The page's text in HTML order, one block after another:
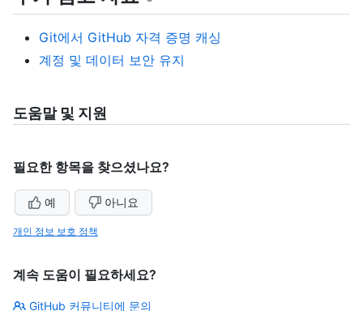
Git에서 GitHub 자격 증명 캐싱
계정 및 데이터 보안 유지
도움말 및 지원
필요한 항목을 찾으셨나요?
예 아니요
개인 정보 보호 정책
계속 도움이 필요하세요?
GitHub 커뮤니티에 문의